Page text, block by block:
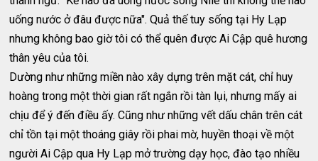
uống nước ở đâu được nữa". Quả thế tuy sống tại Hy Lạp
nhưng không bao giờ tôi có thể quên được Ai Cập quê hương
thân yêu của tôi.
Dường như những miền nào xây dựng trên mặt cát, chỉ huy
hoàng trong một thời gian rất ngắn rồi tàn lụi, nhưng mấy ai
chịu để ý đến điều ấy. Cũng như những vết dấu chân trên cát
chỉ tồn tại một thoáng giây rồi phai mờ, huyền thoại về một
người Ai Cập qua Hy Lạp mở trường dạy học, đào tạo nhiều